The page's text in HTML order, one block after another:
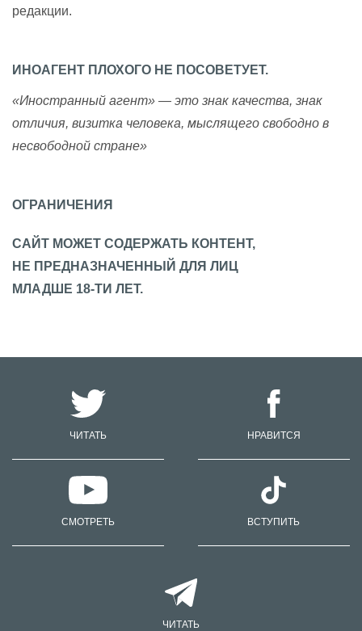
редакции.
ИНОАГЕНТ ПЛОХОГО НЕ ПОСОВЕТУЕТ.
«Иностранный агент» — это знак качества, знак
отличия, визитка человека, мыслящего свободно в
несвободной стране»
ОГРАНИЧЕНИЯ
САЙТ МОЖЕТ СОДЕРЖАТЬ КОНТЕНТ,
НЕ ПРЕДНАЗНАЧЕННЫЙ ДЛЯ ЛИЦ
МЛАДШЕ 18-ТИ ЛЕТ.
ЧИТАТЬ НРАВИТСЯ
СМОТРЕТЬ ВСТУПИТЬ
ЧИТАТЬ